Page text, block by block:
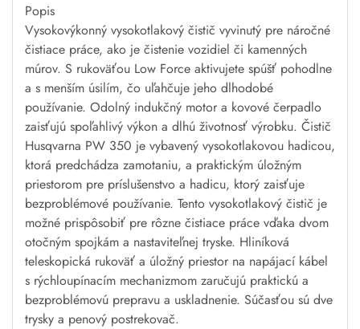
Popis
Vysokovýkonný vysokotlakový čistič vyvinutý pre náročné
čistiace práce, ako je čistenie vozidiel či kamenných
múrov. S rukoväťou Low Force aktivujete spúšť pohodlne
a s menším úsilím, čo uľahčuje jeho dlhodobé
používanie. Odolný indukčný motor a kovové čerpadlo
zaisťujú spoľahlivý výkon a dlhú životnosť výrobku. Čistič
Husqvarna PW 350 je vybavený vysokotlakovou hadicou,
ktorá predchádza zamotaniu, a praktickým úložným
priestorom pre príslušenstvo a hadicu, ktorý zaisťuje
bezproblémové používanie. Tento vysokotlakový čistič je
možné prispôsobiť pre rôzne čistiace práce vďaka dvom
otočným spojkám a nastaviteľnej tryske. Hliníková
teleskopická rukoväť a úložný priestor na napájací kábel
s rýchloupínacím mechanizmom zaručujú praktickú a
bezproblémovú prepravu a uskladnenie. Súčasťou sú dve
trysky a penový postrekovač.